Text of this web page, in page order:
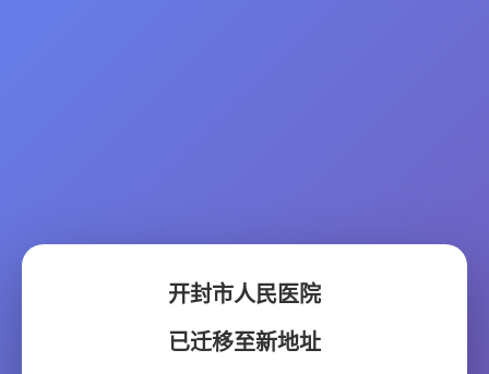
开封市人民医院
已迁移至新地址